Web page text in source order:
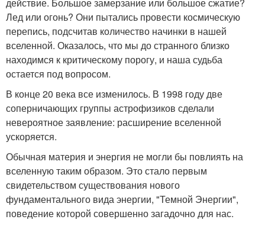
действие. Большое замерзание или большое сжатие?
Лед или огонь? Они пытались провести космическую
перепись, подсчитав количество начинки в нашей
вселенной. Оказалось, что мы до странного близко
находимся к критическому порогу, и наша судьба
остается под вопросом.
В конце 20 века все изменилось. В 1998 году две
соперничающих группы астрофизиков сделали
невероятное заявление: расширение вселенной
ускоряется.
Обычная материя и энергия не могли бы повлиять на
вселенную таким образом. Это стало первым
свидетельством существования нового
фундаментального вида энергии, "Темной Энергии",
поведение которой совершенно загадочно для нас.